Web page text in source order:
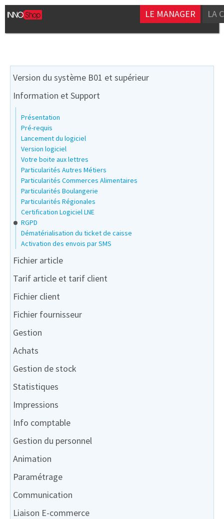
LE MANAGER LA
Version du système B01 et supérieur
Information et Support
Présentation
Pré-requis
Lancement du logiciel
Version logiciel
Votre boite aux lettres
Particularités Autres Métiers
Particularités Commerces Alimentaires
Particularités Boulangerie
Particularités Régionales
Certification Logiciel LNE
RGPD
Dématérialisation du ticket de caisse
Activation des envois par SMS
Fichier article
Tarif article et tarif client
Fichier client
Fichier fournisseur
Gestion
Achats
Gestion de stock
Statistiques
Impressions
Info comptable
Gestion du personnel
Animation
Paramétrage
Communication
Liaison E-commerce